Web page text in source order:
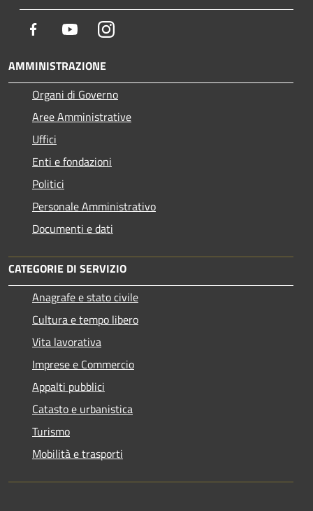
Facebook YoutubeInstagram
AMMINISTRAZIONE
Organi di Governo
Aree Amministrative
Uffici
Enti e fondazioni
Politici
Personale Amministrativo
Documenti e dati
CATEGORIE DI SERVIZIO
Anagrafe e stato civile
Cultura e tempo libero
Vita lavorativa
Imprese e Commercio
Appalti pubblici
Catasto e urbanistica
Turismo
Mobilità e trasporti